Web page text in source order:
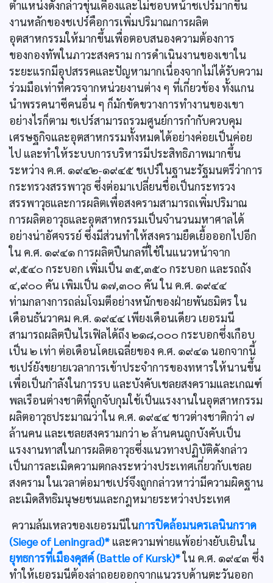
ตำแหน่งดังกล่าวขุ่นเคืองและไม่ชอบหน้าชเปร์มากขึ้น
งานหลักของชเปร์คือการเพิ่มปริมาณการผลิต
อุตสาหกรรมให้มากขึ้นเพื่อตอบสนองความต้องการ
ของกองทัพในภาวะสงคราม การดำเนินงานของเขาใน
ระยะแรกมีอุปสรรคและปัญหามากเนื่องจากไม่ได้รับความ
ร่วมมือเท่าที่ควรจากหน่วยงานต่าง ๆ ที่เกี่ยวข้อง ทั้งแกน
นำพรรคนาซีคนอื่น ๆ ก็มักขัดขวางการทำงานของเขา
อย่างไรก็ตาม ชเปร์สามารถรวมศูนย์การกำกับควบคุม
เศรษฐกิจและอุตสาหกรรมทั้งหมดได้อย่างค่อยเป็นค่อย
ไป และทำให้ระบบการบริหารมีประสิทธิภาพมากขึ้น
ระหว่าง ค.ศ. ๑๙๔๒-๑๙๔๕ ชเปร์ในฐานะรัฐมนตรีว่าการ
กระทรวงสรรพาวุธ ซึ่งต่อมาเปลี่ยนชื่อเป็นกระทรวง
สรรพาวุธและการผลิตเพื่อสงครามสามารถเพิ่มปริมาณ
การผลิตอาวุธและอุตสาหกรรมเป็นจำนวนมหาศาลได้
อย่างน่าอัศจรรย์ ซึ่งมีส่วนทำให้สงครามยืดเยื้อออกไปอีก
ใน ค.ศ. ๑๙๔๑ การผลิตปืนกลที่ใช้ในแนวหน้าจาก
๙,๕๔๐ กระบอก เพิ่มเป็น ๓๕,๓๕๐ กระบอก และรถถัง
๔,๙๐๐ คัน เพิมเป็น ๑๗,๓๐๐ คัน ใน ค.ศ. ๑๙๔๔
ท่ามกลางการถล่มโจมตีอย่างหนักของฝ่ายพันธมิตร ใน
เดือนธันวาคม ค.ศ. ๑๙๔๔ เพียงเดือนเดียว เยอรมนี
สามารถผลิตปืนไรเฟิลได้ถึง ๒๑๘,๐๐๐ กระบอกซึ่งเกือบ
เป็น ๒ เท่า ต่อเดือนโดยเฉลี่ยของ ค.ศ. ๑๙๔๑ นอกจากนี้
ชเปร์ยังขยายเวลาการเข้าประจำการของทหารให้นานขึ้น
เพื่อเป็นกำลังในการรบ และบังคับเชลยสงครามและเกณฑ์
พลเรือนต่างชาติที่ถูกจับกุมใช้เป็นแรงงานในอุตสาหกรรม
ผลิตอาวุธประมาณว่าใน ค.ศ. ๑๙๔๔ ชาวต่างชาติกว่า ๗
ล้านคน และเชลยสงครามกว่า ๒ ล้านคนถูกบังคับเป็น
แรงงานทาสในการผลิตอาวุธซึ่งแนวทางปฏิบัติดังกล่าว
เป็นการละเมิดความตกลงระหว่างประเทศเกี่ยวกับเชลย
สงคราม ในเวลาต่อมาชเปร์จึงถูกกล่าวหาว่ามีความผิดฐาน
ละเมิดสิทธิมนุษยชนและกฎหมายระหว่างประเทศ
ความล้มเหลวของเยอรมนีในการปิดล้อมนครเลนินกราด
(Siege of Leningrad)* และความพ่ายแพ้อย่างยับเยินใน
ยุทธการที่เมืองคุสค์ (Battle of Kursk)*ใน ค.ศ. ๑๙๔๓ ซึ่ง
ทำให้เยอรมนีต้องล่าถอยออกจากแนวรบด้านตะวันออก